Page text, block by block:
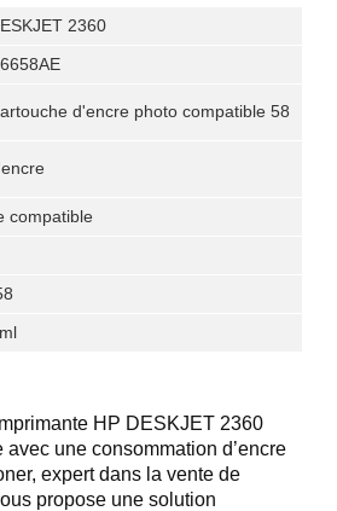
2360
d'encre photo compatible 58
compatible
HP DESKJET 2360
une consommation d’encre
expert dans la vente de
propose une solution